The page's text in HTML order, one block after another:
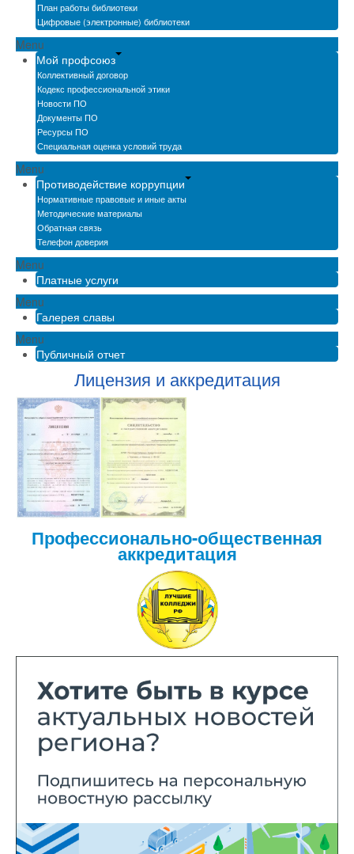
План работы библиотеки
Цифровые (электронные) библиотеки
Menu
Мой профсоюз
Коллективный договор
Кодекс профессиональной этики
Новости ПО
Документы ПО
Ресурсы ПО
Специальная оценка условий труда
Menu
Противодействие коррупции
Нормативные правовые и иные акты
Методические материалы
Обратная связь
Телефон доверия
Menu
Платные услуги
Menu
Галерея славы
Menu
Публичный отчет
Лицензия и аккредитация
Профессионально-общественная
аккредитация